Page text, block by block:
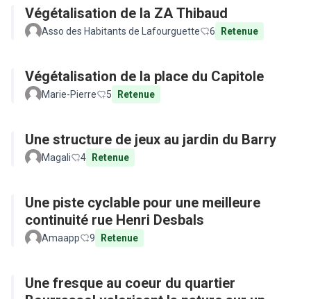
Végétalisation de la ZA Thibaud
Asso des Habitants de Lafourguette 6 Retenue
Végétalisation de la place du Capitole
Marie-Pierre 5 Retenue
Une structure de jeux au jardin du Barry
Magali 4 Retenue
Une piste cyclable pour une meilleure
continuité rue Henri Desbals
Amaapp 9 Retenue
Une fresque au coeur du quartier